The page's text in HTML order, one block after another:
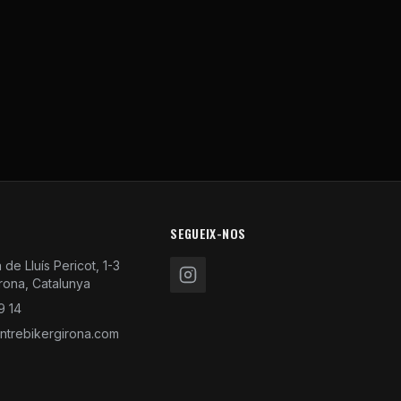
de Lluís Pericot, 1-3
Catalunya
14
SEGUEIX-NOS